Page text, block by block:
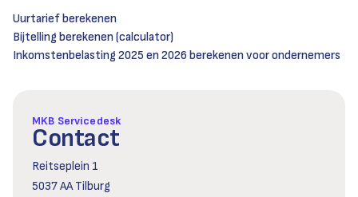
Uurtarief berekenen
Bijtelling berekenen (calculator)
Inkomstenbelasting 2025 en 2026 berekenen voor ondernemers
MKB Servicedesk
Contact
Reitseplein 1
5037 AA Tilburg